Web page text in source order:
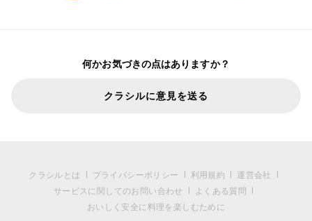
何かお気づきの点はありますか？
クラシルに意見を送る
クラシルとは プライバシーポリシー 利用規約
運営会社
サービスに関してのお問い合わせ
よくある質問
おいしく安全に料理を楽しむために